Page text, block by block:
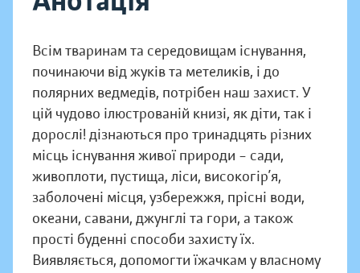
Всім тваринам та середовищам існування,
починаючи від жуків та метеликів, і до
полярних ведмедів, потрібен наш захист. У
цій чудово ілюстрованій книзі, як діти, так і
дорослі! дізнаються про тринадцять різних
місць існування живої природи – сади,
живоплоти, пустища, ліси, високогір’я,
заболочені місця, узбережжя, прісні води,
океани, савани, джунглі та гори, а також
прості буденні способи захисту їх.
Виявляється, допомогти їжачкам у власному